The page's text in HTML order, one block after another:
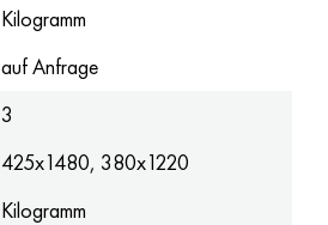
Kilogramm
auf Anfrage
3
425x1480, 380x1220
Kilogramm